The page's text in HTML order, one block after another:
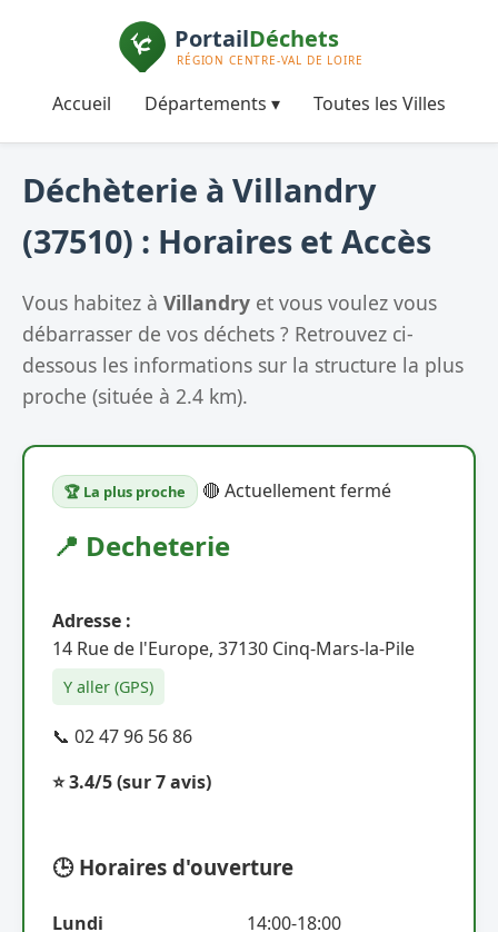
Accueil Départements ▾ Toutes les Villes
Déchèterie à Villandry
(37510) : Horaires et Accès
Vous habitez à Villandry et vous voulez vous
débarrasser de vos déchets ? Retrouvez ci-
dessous les informations sur la structure la plus
proche (située à 2.4 km).
🏆 La plus proche 🔴 Actuellement fermé
📍 Decheterie
Adresse :
14 Rue de l'Europe, 37130 Cinq-Mars-la-Pile
Y aller (GPS)
📞 02 47 96 56 86
⭐ 3.4/5(sur 7 avis)
🕒 Horaires d'ouverture
Lundi
14:00-18:00